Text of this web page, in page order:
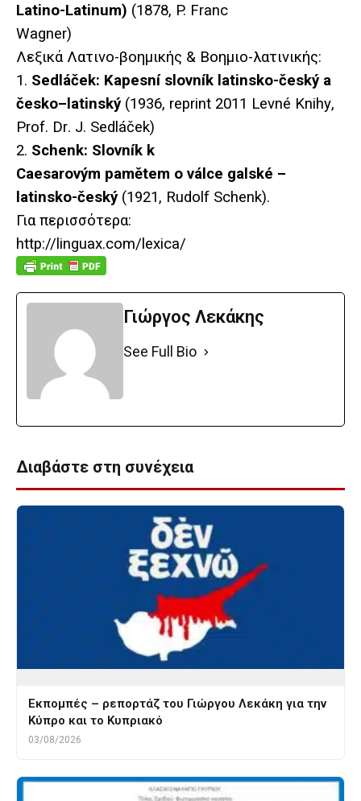
Latino-Latinum) (1878, P. Franc
Wagner)
Λεξικά Λατινο-βοημικής & Βοημιο-λατινικής:
1. Sedl áček: Kapesní slovník latinsko-český a
česko– latinský(1936, reprint 2011 Levné Knihy,
Prof. Dr. J. Sedl áček)
2. Schenk: Slovník k
Caesarovým pamětem o válce galské –
latinsko-český(1921, Rudolf Schenk).
Για περισσότερα:
http://linguax.com/lexica/
Γιώργος Λεκάκης
See Full Bio
Διαβάστε στη συνέχεια
Εκπομπές – ρεπορτάζ του Γιώργου Λεκάκη για την
Κύπρο και το Κυπριακό
03/08/2026